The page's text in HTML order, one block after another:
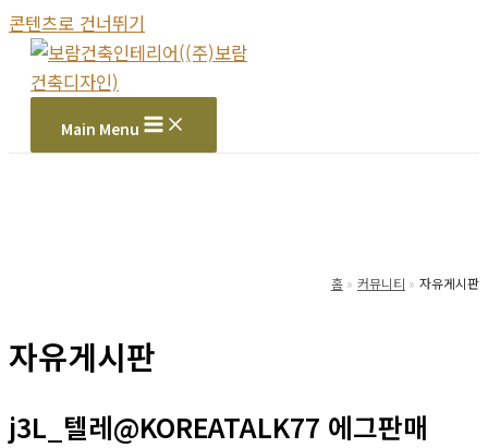
콘텐츠로 건너뛰기
Main Menu
홈 커뮤니티 자유게시판
자유게시판
j3L_텔레@KOREATALK77 에그판매